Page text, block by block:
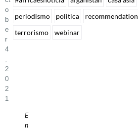
O
B
E
R
4
2
0
2
1
E
n
periodismo
politica recommendation
terrorismo
webinar